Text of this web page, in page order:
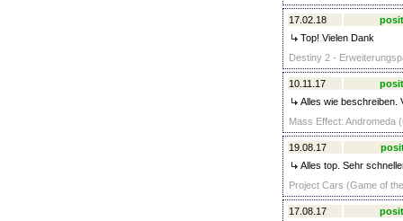
17.02.18
Top! Vielen Dank
Destiny 2 -
10.11.17
Alles wie beschreiben.
Mass Effect: Andromeda
19.08.17
Alles top. Sehr
Project Cars (Game of
17.08.17